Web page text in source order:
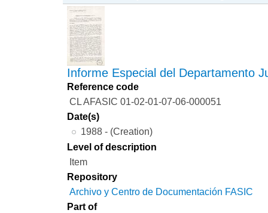
Informe Especial del Departamento
Reference code
CL AFASIC 01-02-01-07-06-000051
Date(s)
1988 - (Creation)
Level of description
Item
Repository
Archivo y Centro de Documentación FASIC
Part of